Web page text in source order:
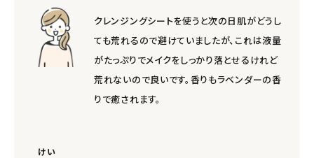
クレンジングシートを使うと次の日肌がどうし
ても荒れるので避けていましたが、これは液量
がたっぷりでメイクをしっかり落とせるけれど
荒れないので良いです。香りもラベンダーの香
りで癒されます。
けい